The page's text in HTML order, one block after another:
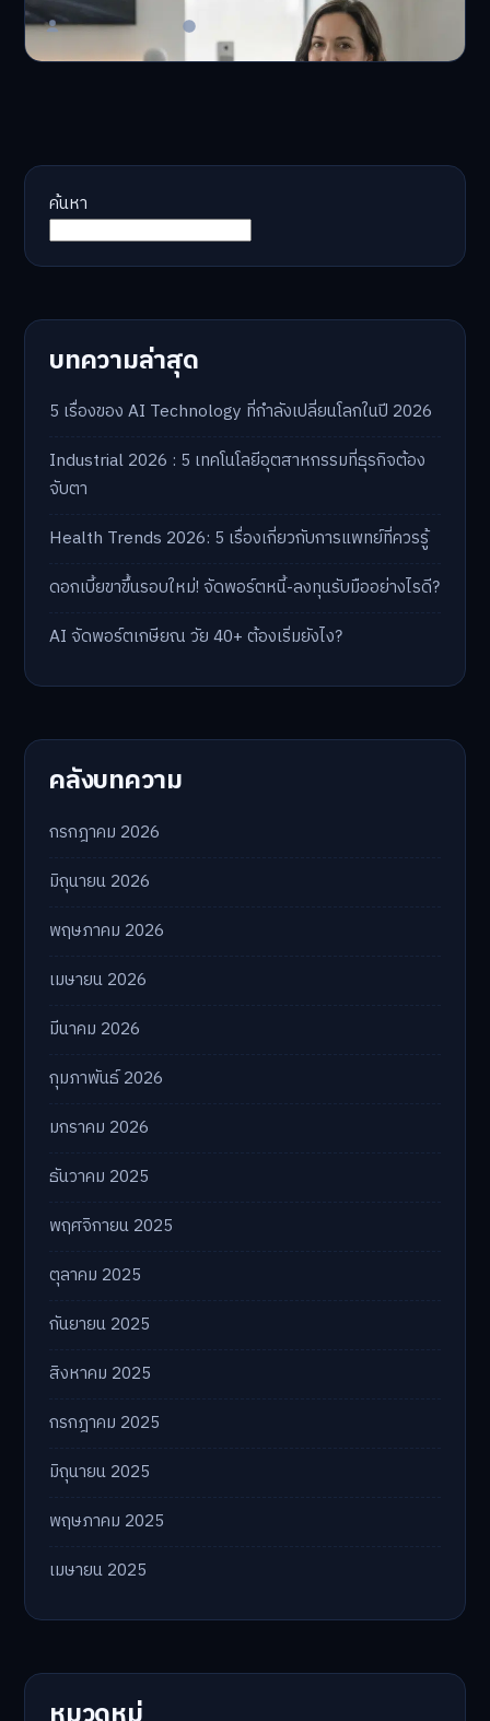
Master Bussiness 23 มิถุนายน 2026
ค้นหา
บทความล่าสุด
5 เรื่องของ AI Technology ที่กำลังเปลี่ยนโลกในปี 2026
Industrial 2026 : 5 เทคโนโลยีอุตสาหกรรมที่ธุรกิจต้อง
จับตา
Health Trends 2026: 5 เรื่องเกี่ยวกับการแพทย์ที่ควรรู้
ดอกเบี้ยขาขึ้นรอบใหม่! จัดพอร์ตหนี้-ลงทุนรับมืออย่างไรดี?
AI จัดพอร์ตเกษียณ วัย 40+ ต้องเริ่มยังไง?
คลังบทความ
กรกฎาคม 2026
มิถุนายน 2026
พฤษภาคม 2026
เมษายน 2026
มีนาคม 2026
กุมภาพันธ์ 2026
มกราคม 2026
ธันวาคม 2025
พฤศจิกายน 2025
ตุลาคม 2025
กันยายน 2025
สิงหาคม 2025
กรกฎาคม 2025
มิถุนายน 2025
พฤษภาคม 2025
เมษายน 2025
หมวดหมู่